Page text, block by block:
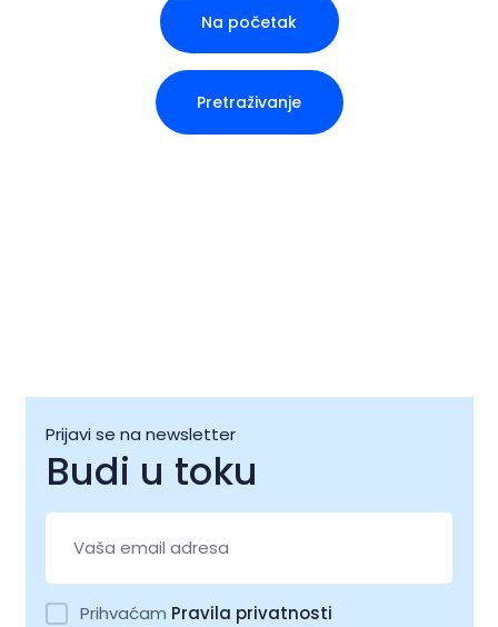
Na početak
Pretraživanje
Prijavi se na newsletter
Budi u toku
Prihvaćam Pravila privatnosti